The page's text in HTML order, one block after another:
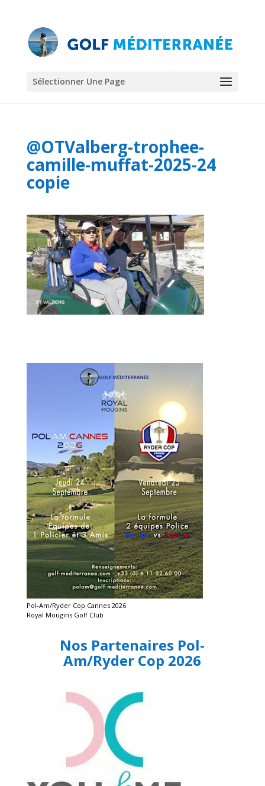
Sélectionner Une Page
@OTValberg-trophee-
camille-muffat-2025-24
copie
Pol-Am/Ryder Cop Cannes 2026
Royal Mougins Golf Club
Nos Partenaires Pol-
Am/Ryder Cop 2026